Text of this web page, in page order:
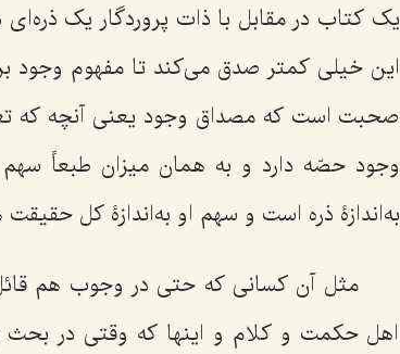
یک کتاب در مقابل با ذات پروردگار یک
این خیلى کمتر صدق مى‌کند تا مفهوم وجود
صحبت است که مصداق وجود یعنى آنچه که
وجود حصّه دارد و به همان میزان طبعاً
به‌اندازۀ ذره است و سهم او به‌اندازۀ کل
مثل آن کسانى که حتی در وجوب هم
اهل حکمت و کلام و اینها که وقتى در